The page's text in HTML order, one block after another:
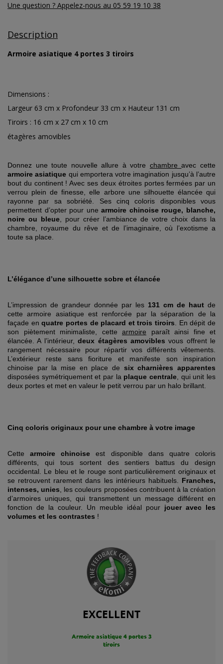
Une question ? Appelez-nous au 05 59 19 10 38
Description
Armoire asiatique 4 portes 3 tiroirs
Dimensions :
Largeur 63 cm x Profondeur 33 cm x Hauteur 131 cm
Tiroirs : 16 cm x 27 cm x 10 cm
étagères amovibles
Donnez une toute nouvelle allure à votre chambreavec cette
armoire asiatique qui emportera votre imagination jusqu’à l’autre
bout du continent ! Avec ses deux étroites portes fermées par un
verrou plein de finesse, elle arbore une silhouette élancée qui
rayonne par sa sobriété. Ses cinq coloris disponibles vous
permettent d’opter pour unearmoire chinoise rouge, blanche,
noire ou bleue , pour créer l’ambiance de votre choix dans la
chambre, royaume du rêve et de l’imaginaire, où l’exotisme a
toute sa place.
L’élégance d’une silhouette sobre et élancée
L’impression de grandeur donnée par les 131 cm de haut de
cette armoire asiatique est renforcée par la séparation de la
façade en quatre portes de placard et trois tiroirs . En dépit de
son piètement minimaliste, cette armoire paraît ainsi fine et
élancée. A l’intérieur,deux étagères amovibles vous offrent le
rangement nécessaire pour répartir vos différents vêtements.
L’extérieur reste sans fioriture et manifeste son inspiration
chinoise par la mise en place de six charnières apparentes
disposées symétriquement et par la plaque centrale , qui unit les
deux portes et met en valeur le petit verrou par un halo brillant.
Cinq coloris originaux pour une chambre à votre image
Cettearmoire chinoise est disponible dans quatre coloris
différents, qui tous sortent des sentiers battus du design
occidental. Le bleu et le rouge sont particulièrement originaux et
se retrouvent rarement dans les intérieurs habituels. Franches,
intenses, unies , les couleurs proposées contribuent à la création
d’armoires uniques, qui transmettent un message différent en
fonction de la couleur. Un meuble idéal pour jouer avec les
volumes et les contrastes !
EXCELLENT
Armoire asiatique 4 portes 3
tiroirs